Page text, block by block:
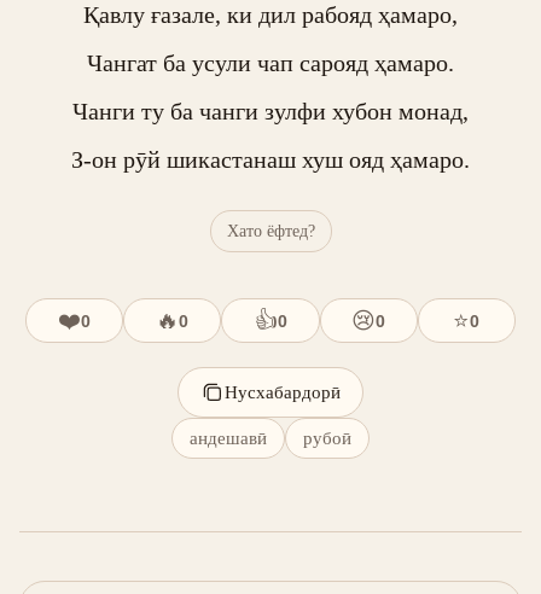
Қавлу ғазале, ки дил рабояд ҳамаро,
Чангат ба усули чап сарояд ҳамаро.
Чанги ту ба чанги зулфи хубон монад,
З-он рӯй шикастанаш хуш ояд ҳамаро.
Хато ёфтед?
❤️0 🔥0 👍0 😢0 ⭐0
Нусхабардорӣ
андешавӣ рубоӣ